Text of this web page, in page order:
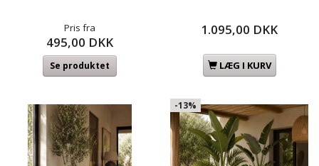
Pris fra
495,00 DKK
Se produktet
1.095,00 DKK
LÆG I KURV
-13%